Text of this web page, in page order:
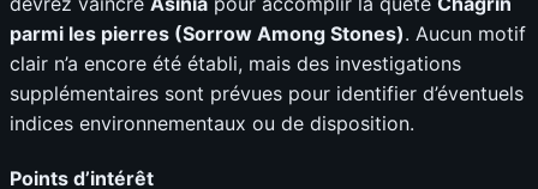
parmi les pierres (Sorrow Among Stones). Aucun motif
clair n’a encore été établi, mais des investigations
supplémentaires sont prévues pour identifier d’éventuels
indices environnementaux ou de disposition.
Points d’intérêt